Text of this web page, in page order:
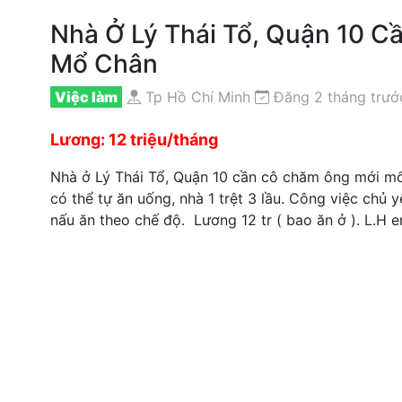
Nhà Ở Lý Thái Tổ, Quận 10
Mổ Chân
Việc làm Tp Hồ Chí Minh Đăng 2 tháng
Lương: 12 triệu/tháng
Nhà ở Lý Thái Tổ, Quận 10 cần cô chăm ông mới
có thể tự ăn uống, nhà 1 trệt 3 lầu. Công việc chủ
nấu ăn theo chế độ. Lương 12 tr ( bao ăn ở ). L.H